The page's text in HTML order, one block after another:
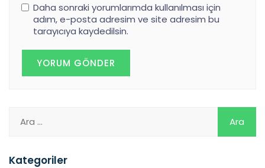
Daha sonraki yorumlarımda kullanılması için
adım, e-posta adresim ve site adresim bu
tarayıcıya kaydedilsin.
Kategoriler